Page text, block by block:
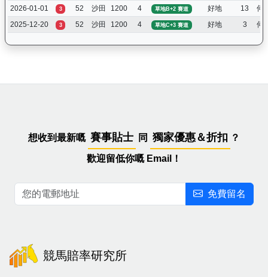
2026-01-01
3 52 沙田 1200 4 草地B+2 賽道 好地 13
何
2025-12-20
3 52 沙田 1200 4 草地C+3 賽道 好地 3 何
想收到最新嘅 賽事貼士 同 獨家優惠＆折扣 ？
歡迎留低你嘅 Email！
免費留名
競馬賠率研究所